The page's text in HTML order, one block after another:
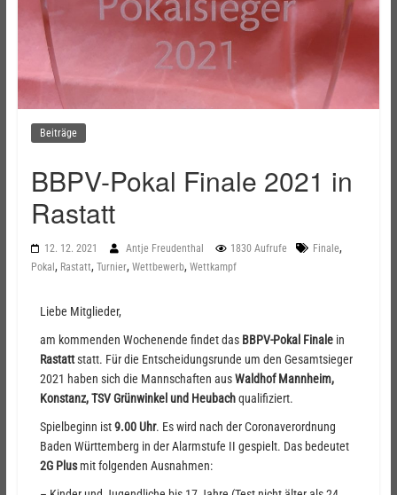
Beiträge
BBPV-Pokal Finale 2021 in
Rastatt
12. 12. 2021 Antje Freudenthal 1830 Aufrufe Finale,
Pokal , Rastatt, Turnier, Wettbewerb, Wettkampf
Liebe Mitglieder,
am kommenden Wochenende findet das BBPV-Pokal Finalein
Rastattstatt. Für die Entscheidungsrunde um den Gesamtsieger
2021 haben sich die Mannschaften ausWaldhof Mannheim,
Konstanz, TSV Grünwinkel und Heubachqualifiziert.
Spielbeginn ist9.00 Uhr. Es wird nach der Coronaverordnung
Baden Württemberg in der Alarmstufe II gespielt. Das bedeutet
2G Plusmit folgenden Ausnahmen: